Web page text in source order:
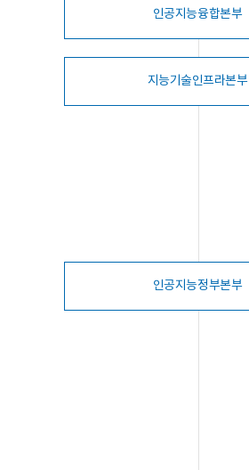
인공지능융합본부
지능기술인프라본부
인공지능정부본부